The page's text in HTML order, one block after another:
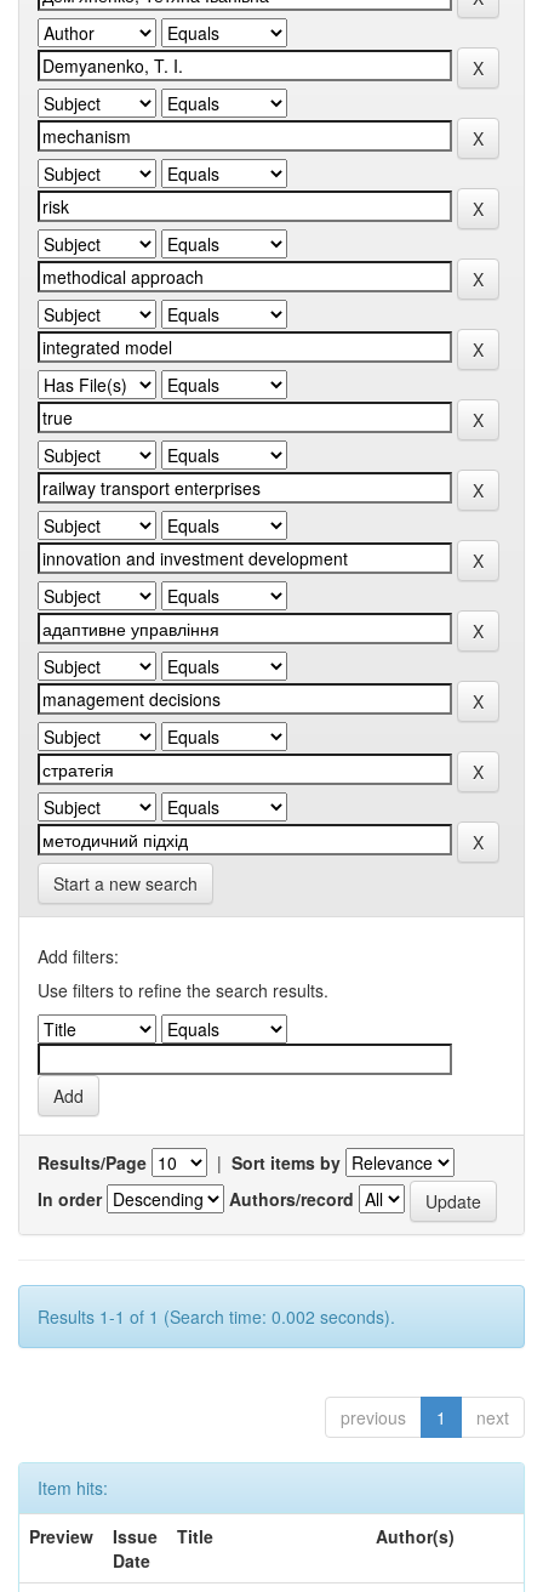
Start a new search
Add filters:
Use filters to refine the search results.
Results/Page | Sort items by
In order
Authors/record
Results 1-1 of 1 (Search time: 0.002 seconds).
previous 1 next
Item hits:
Preview
Issue
Date
Title Author(s)